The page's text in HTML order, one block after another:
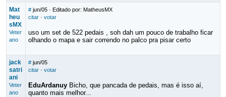
Mat
heu
sMX
Veter
ano
# jun/05· Editado por: MatheusMX
citar· votar
uso um set de 522 pedais , soh dah um pouco de trabalho ficar
olhando o mapa e sair correndo no palco pra pisar certo
jack
satri
ani
Veter
ano
# jun/05
citar· votar
EduArdanuyBicho, que pancada de pedais, mas é isso aí,
quanto mais melhor...